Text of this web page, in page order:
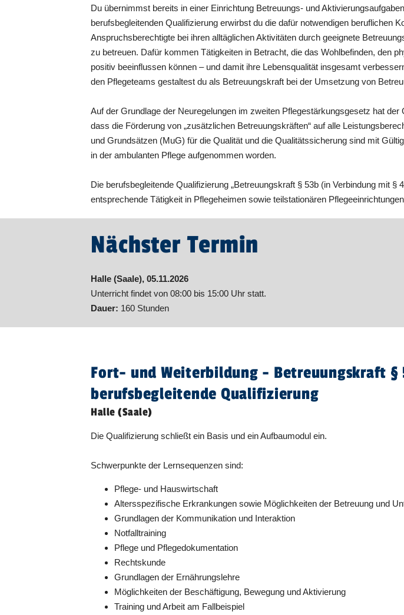
Du übernimmst bereits in einer Einrichtung Betreuungs- und
berufsbegleitenden Qualifizierung erwirbst du die dafür notwendigen beruflichen
Anspruchsberechtigte bei ihren alltäglichen Aktivitäten durch geeignete
zu betreuen. Dafür kommen Tätigkeiten in Betracht, die das Wohlbefinden, den
positiv beeinflussen können – und damit ihre Lebensqualität insgesamt
den Pflegeteams gestaltest du als Betreuungskraft bei der Umsetzung von
Auf der Grundlage der Neuregelungen im zweiten Pflegestärkungsgesetz hat
dass die Förderung von „zusätzlichen Betreuungskräften“ auf alle
und Grundsätzen (MuG) für die Qualität und die Qualitätssicherung sind mit
in der ambulanten Pflege aufgenommen worden.
Die berufsbegleitende Qualifizierung „Betreuungskraft § 53b (in Verbindung mit
entsprechende Tätigkeit in Pflegeheimen sowie teilstationären
Nächster Termin
Halle (Saale), 05.11.2026
Unterricht findet von 08:00 bis 15:00 Uhr statt.
Dauer: 160 Stunden
Fort- und Weiterbildung - Betreuungskraft §
berufsbegleitende Qualifizierung
Halle (Saale)
Die Qualifizierung schließt ein Basis und ein Aufbaumodul ein.
Schwerpunkte der Lernsequenzen sind:
Pflege- und Hauswirtschaft
Altersspezifische Erkrankungen sowie Möglichkeiten der Betreuung und
Grundlagen der Kommunikation und Interaktion
Notfalltraining
Pflege und Pflegedokumentation
Rechtskunde
Grundlagen der Ernährungslehre
Möglichkeiten der Beschäftigung, Bewegung und Aktivierung
Training und Arbeit am Fallbeispiel